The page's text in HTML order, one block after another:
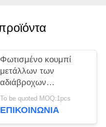
Φωτισμένο κουμπί
μετάλλων των
αδιάβροχων
πληκτρολογίων IP66
RoHS οδηγήσεων
To be quoted MOQ:1pcs
ΕΠΙΚΟΙΝΩΝΊΑ